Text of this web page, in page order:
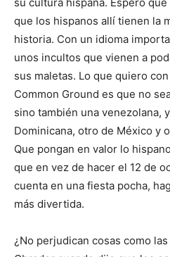
que los hispanos allí tienen la
historia. Con un idioma
unos incultos que vienen a
sus maletas. Lo que quiero
Common Ground es que no
sino también una venezolana,
Dominicana, otro de México y
Que pongan en valor lo
que en vez de hacer el 12 de
cuenta en una fiesta pocha,
más divertida.
¿No perjudican cosas como